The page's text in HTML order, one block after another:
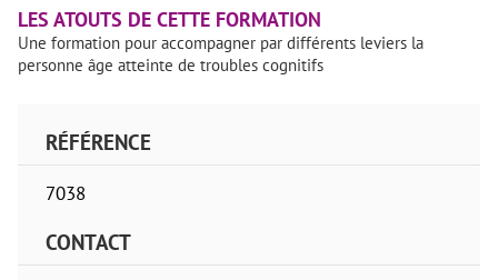
LES ATOUTS DE CETTE FORMATION
Une formation pour accompagner par différents leviers la
personne âge atteinte de troubles cognitifs
RÉFÉRENCE
7038
CONTACT